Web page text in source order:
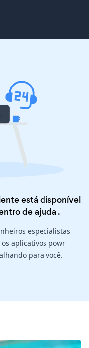
está disponível
de ajuda .
especialistas
aplicativos powr
para você.